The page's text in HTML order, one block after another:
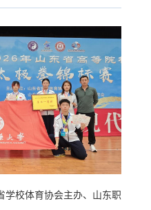
学校体育协会主办、山东职